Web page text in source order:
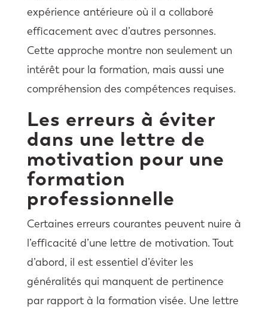
expérience antérieure où il a collaboré
efficacement avec d’autres personnes.
Cette approche montre non seulement un
intérêt pour la formation, mais aussi une
compréhension des compétences requises.
Les erreurs à éviter
dans une lettre de
motivation pour une
formation
professionnelle
Certaines erreurs courantes peuvent nuire à
l’efficacité d’une lettre de motivation. Tout
d’abord, il est essentiel d’éviter les
généralités qui manquent de pertinence
par rapport à la formation visée. Une lettre